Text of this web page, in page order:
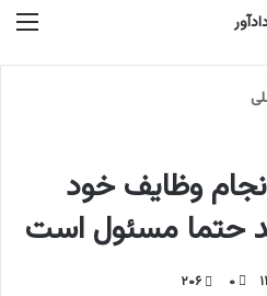
وظایف خود
حتما مسئول است
۰
۲۰۶